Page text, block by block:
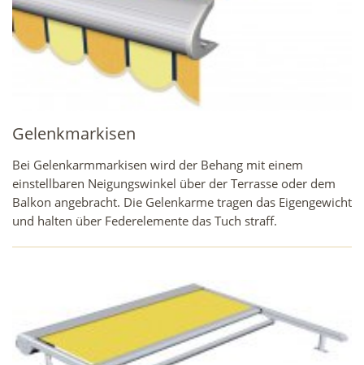
Gelenkmarkisen
Bei Gelenkarmmarkisen wird der Behang mit einem
einstellbaren Neigungswinkel über der Terrasse oder dem
Balkon angebracht. Die Gelenkarme tragen das Eigengewicht
und halten über Federelemente das Tuch straff.